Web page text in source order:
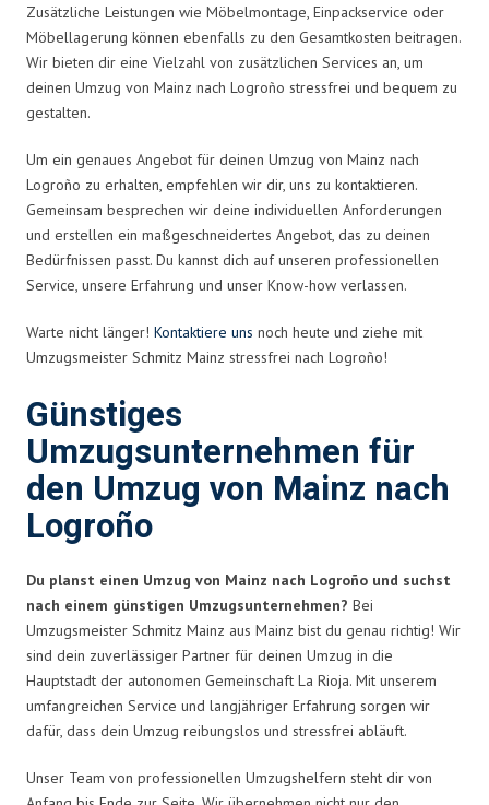
Zusätzliche Leistungen wie Möbelmontage, Einpackservice oder
Möbellagerung können ebenfalls zu den Gesamtkosten beitragen.
Wir bieten dir eine Vielzahl von zusätzlichen Services an, um
deinen Umzug von Mainz nach Logroño stressfrei und bequem zu
gestalten.
Um ein genaues Angebot für deinen Umzug von Mainz nach
Logroño zu erhalten, empfehlen wir dir, uns zu kontaktieren.
Gemeinsam besprechen wir deine individuellen Anforderungen
und erstellen ein maßgeschneidertes Angebot, das zu deinen
Bedürfnissen passt. Du kannst dich auf unseren professionellen
Service, unsere Erfahrung und unser Know-how verlassen.
Warte nicht länger! Kontaktiere uns noch heute und ziehe mit
Umzugsmeister Schmitz Mainz stressfrei nach Logroño!
Günstiges
Umzugsunternehmen für
den Umzug von Mainz nach
Logroño
Du planst einen Umzug von Mainz nach Logroño und suchst
nach einem günstigen Umzugsunternehmen? Bei
Umzugsmeister Schmitz Mainz aus Mainz bist du genau richtig! Wir
sind dein zuverlässiger Partner für deinen Umzug in die
Hauptstadt der autonomen Gemeinschaft La Rioja. Mit unserem
umfangreichen Service und langjähriger Erfahrung sorgen wir
dafür, dass dein Umzug reibungslos und stressfrei abläuft.
Unser Team von professionellen Umzugshelfern steht dir von